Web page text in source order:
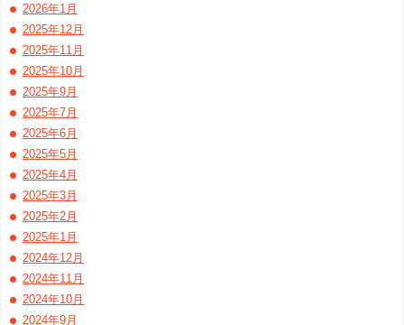
2026年1月
2025年12月
2025年11月
2025年10月
2025年9月
2025年7月
2025年6月
2025年5月
2025年4月
2025年3月
2025年2月
2025年1月
2024年12月
2024年11月
2024年10月
2024年9月